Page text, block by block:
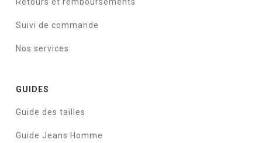
Suivi de commande
Nos services
GUIDES
Guide des tailles
Guide Jeans Homme